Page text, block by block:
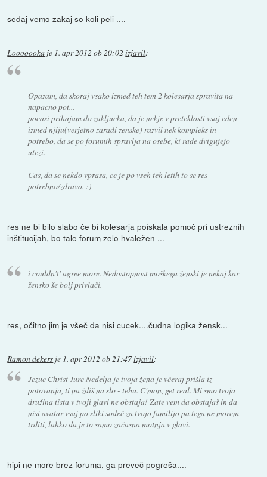
sedaj vemo zakaj so koli peli ....
Looooooka je 1. apr 2012 ob 20:02 izjavil:
Opazam, da skoraj vsako izmed teh tem 2 kolesarja spravita na
napacno pot...
pocasi prihajam do zakljucka, da je nekje v preteklosti vsaj eden
izmed njiju(verjetno zaradi zenske) razvil nek kompleks in
potrebo, da se po forumih spravlja na osebe, ki rade dvigujejo
utezi.
Cas, da se nekdo vprasa, ce je po vseh teh letih to se res
potrebno/zdravo. :)
res ne bi bilo slabo če bi kolesarja poiskala pomoč pri ustreznih
inštitucijah, bo tale forum zelo hvaležen ...
i couldn't' agree more. Nedostopnost moškega ženski je nekaj kar
žensko še bolj privlači.
res, očitno jim je všeč da nisi cucek....čudna logika žensk...
Ramon dekers je 1. apr 2012 ob 21:47izjavil:
Jezuc Christ Jure Nedelja je tvoja žena je včeraj prišla iz
potovanja, ti pa ždiš na slo - tehu. C'mon, get real. Mi smo tvoja
družina tista v tvoji glavi ne obstaja! Zate vem da obstajaš in da
nisi avatar vsaj po sliki sodeč za tvojo familijo pa tega ne morem
trditi, lahko da je to samo začasna motnja v glavi.
hipi ne more brez foruma, ga preveč pogreša....